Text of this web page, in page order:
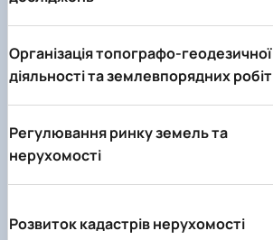
Організація топографо-геодезичної
діяльності та землевпорядних робіт
Регулювання ринку земель та
нерухомості
Розвиток кадастрів нерухомості